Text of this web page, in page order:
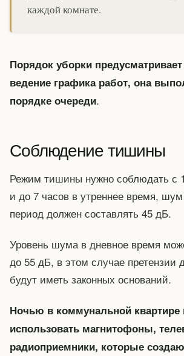
каждой комнате.
Порядок уборки
ведение графика работ, она
порядке очереди.
Соблюдение тишины
Режим тишины нужно соблюдать с
и до 7 часов в утреннее время,
период должен составлять 45 дБ.
Уровень шума в дневное время
до 55 дБ, в этом случае претензии
будут иметь законных оснований.
Ночью в коммунальной квартире
использовать магнитофоны,
радиоприемники, которые